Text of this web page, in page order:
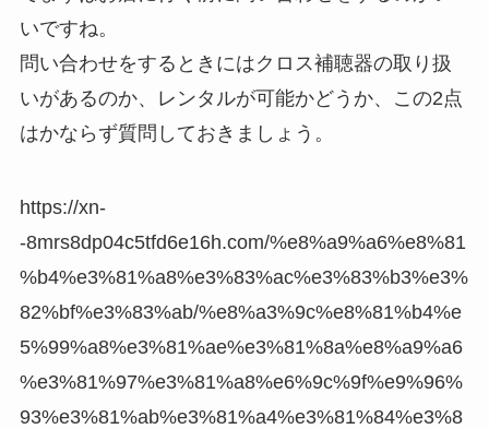
いですね。
問い合わせをするときにはクロス補聴器の取り扱
いがあるのか、レンタルが可能かどうか、この2点
はかならず質問しておきましょう。
https://xn-
-8mrs8dp04c5tfd6e16h.com/%e8%a9%a6%e8%81
%b4%e3%81%a8%e3%83%ac%e3%83%b3%e3%
82%bf%e3%83%ab/%e8%a3%9c%e8%81%b4%e
5%99%a8%e3%81%ae%e3%81%8a%e8%a9%a6
%e3%81%97%e3%81%a8%e6%9c%9f%e9%96%
93%e3%81%ab%e3%81%a4%e3%81%84%e3%8